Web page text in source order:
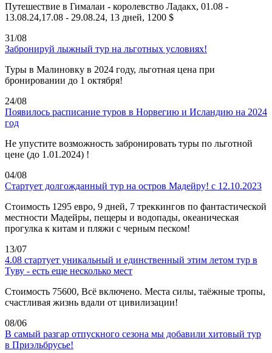
Путешествие в Гималаи - королевство Ладакх, 01.08 -
13.08.24,17.08 - 29.08.24, 13 дней, 1200 $
31/08
Забронируй лыжный тур на льготных условиях!
Туры в Малиновку в 2024 году, льготная цена при
бронировании до 1 октября!
24/08
Появилось расписание туров в Норвегию и Исландию на 2024
год
Не упустите возможность забронировать туры по льготной
цене (до 1.01.2024) !
04/08
Стартует долгожданный тур на остров Мадейру! с 12.10.2023
Стоимость 1295 евро, 9 дней, 7 треккингов по фантастической
местности Мадейры, пещеры и водопады, океаническая
прогулка к китам и пляжи с черным песком!
13/07
4.08 стартует уникальный и единственный этим летом тур в
Туву - есть еще несколько мест
Стоимость 75600, Всё включено. Места силы, таёжные тропы,
счастливая жизнь вдали от цивилизации!
08/06
В самый разгар отпускного сезона мы добавили хитовый тур
в Приэльбрусье!